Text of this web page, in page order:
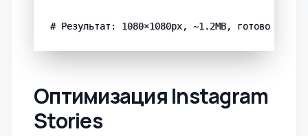
Оптимизация Instagram
Stories